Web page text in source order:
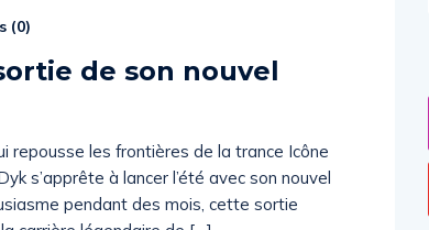
(0)
de son nouvel
repousse les frontières de la trance Icône
s’apprête à lancer l’été avec son nouvel
pendant des mois, cette sortie